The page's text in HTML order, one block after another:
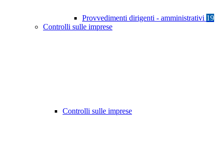
Provvedimenti dirigenti - amministrativi 19
Controlli sulle imprese
Controlli sulle imprese